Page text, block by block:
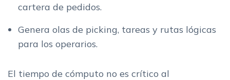
cartera de pedidos.
Genera olas de picking, tareas y rutas lógicas
para los operarios.
El tiempo de cómputo no es crítico al